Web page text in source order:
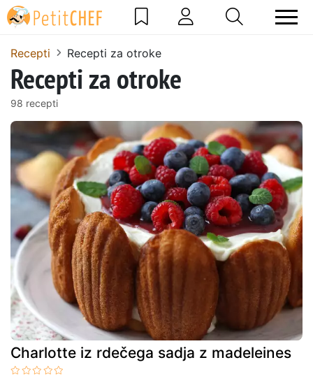
Recepti Recepti za otroke
Recepti za otroke
98 recepti
Charlotte iz rdečega sadja z madeleines